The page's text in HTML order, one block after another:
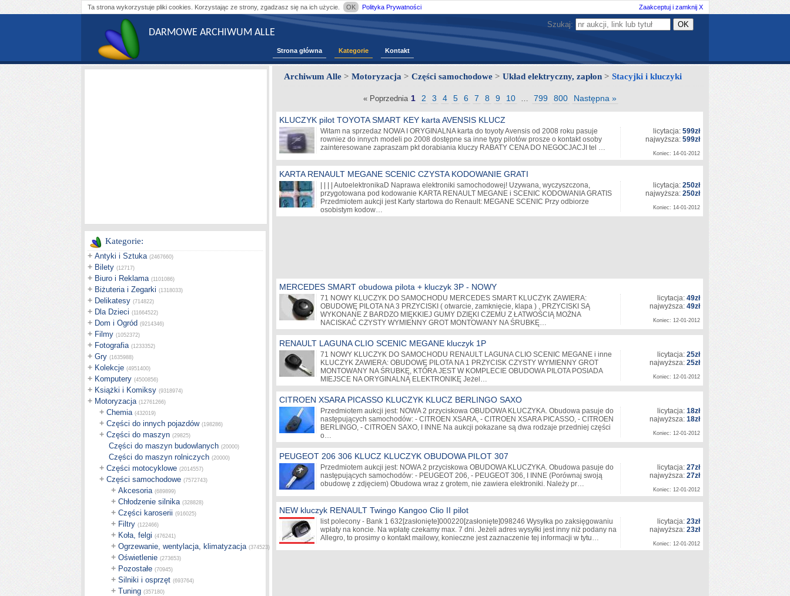
Ta strona wykorzystuje pliki cookies. Korzystając ze strony, zgadzasz się na ich użycie. OK Polityka Prywatności Zaakceptuj i zamknij X
DARMOWE ARCHIWUM ALLE
Strona główna Kategorie Kontakt
Szukaj:
Kategorie:
+ Antyki i Sztuka (2467660)
+ Bilety (12717)
+ Biuro i Reklama (1101086)
+ Biżuteria i Zegarki (1318033)
+ Delikatesy (714822)
+ Dla Dzieci (11664522)
+ Dom i Ogród (9214346)
+ Filmy (1052372)
+ Fotografia (1233352)
+ Gry (1635988)
+ Kolekcje (4951400)
+ Komputery (4500856)
+ Książki i Komiksy (9318974)
+ Motoryzacja (12761266)
+ Chemia (432019)
+ Części do innych pojazdów (198286)
+ Części do maszyn (29825)
Części do maszyn budowlanych (20000)
Części do maszyn rolniczych (20000)
+ Części motocyklowe (2014557)
+ Części samochodowe (7572743)
+ Akcesoria (689899)
+ Chłodzenie silnika (328828)
+ Części karoserii (916025)
+ Filtry (122466)
+ Koła, felgi (476241)
+ Ogrzewanie, wentylacja, klimatyzacja (374523)
+ Oświetlenie (273653)
+ Pozostałe (70945)
+ Silniki i osprzęt (693764)
+ Tuning (357180)
Archiwum Alle > Motoryzacja > Części samochodowe > Układ elektryczny, zapłon > Stacyjki i kluczyki
« Poprzednia 1 2 3 4 5 6 7 8 9 10 … 799 800 Następna »
KLUCZYK pilot TOYOTA SMART KEY karta AVENSIS KLUCZ
Witam na sprzedaz NOWA I ORYGINALNA karta do toyoty Avensis od 2008 roku pasuje
rowniez do innych modeli po 2008 dostępne sa inne typy pilotów prosze o kontakt osoby
zainteresowane zapraszam pkt dorabiania kluczy RABATY CENA DO NEGOCJACJI tel …
licytacja: 599zł
najwyższa: 599zł
Koniec: 14-01-2012
KARTA RENAULT MEGANE SCENIC CZYSTA KODOWANIE GRATI
| | | | AutoelektronikaD Naprawa elektroniki samochodowej! Uzywana, wyczyszczona,
przygotowana pod kodowanie KARTA RENAULT MEGANE i SCENIC KODOWANIA GRATIS
Przedmiotem aukcji jest Karty startowa do Renault: MEGANE SCENIC Przy odbiorze
osobistym kodow…
licytacja: 250zł
najwyższa: 250zł
Koniec: 14-01-2012
MERCEDES SMART obudowa pilota + kluczyk 3P - NOWY
71 NOWY KLUCZYK DO SAMOCHODU MERCEDES SMART KLUCZYK ZAWIERA:
OBUDOWĘ PILOTA NA 3 PRZYCISKI ( otwarcie, zamknięcie, klapa ) , PRZYCISKI SĄ
WYKONANE Z BARDZO MIĘKKIEJ GUMY DZIĘKI CZEMU Z ŁATWOŚCIĄ MOŻNA
NACISKAĆ CZYSTY WYMIENNY GROT MONTOWANY NA ŚRUBKĘ…
licytacja: 49zł
najwyższa: 49zł
Koniec: 12-01-2012
RENAULT LAGUNA CLIO SCENIC MEGANE kluczyk 1P
71 NOWY KLUCZYK DO SAMOCHODU RENAULT LAGUNA CLIO SCENIC MEGANE i inne
KLUCZYK ZAWIERA: OBUDOWĘ PILOTA NA 1 PRZYCISK CZYSTY WYMIENNY GROT
MONTOWANY NA ŚRUBKĘ, KTÓRA JEST W KOMPLECIE OBUDOWA PILOTA POSIADA
MIEJSCE NA ORYGINALNĄ ELEKTRONIKĘ Jeżel…
licytacja: 25zł
najwyższa: 25zł
Koniec: 12-01-2012
CITROEN XSARA PICASSO KLUCZYK KLUCZ BERLINGO SAXO
Przedmiotem aukcji jest: NOWA 2 przyciskowa OBUDOWA KLUCZYKA. Obudowa pasuje do
następujących samochodów: - CITROEN XSARA, - CITROEN XSARA PICASSO, - CITROEN
BERLINGO, - CITROEN SAXO, I INNE Na aukcji pokazane są dwa rodzaje przedniej części
o…
licytacja: 18zł
najwyższa: 18zł
Koniec: 12-01-2012
PEUGEOT 206 306 KLUCZ KLUCZYK OBUDOWA PILOT 307
Przedmiotem aukcji jest: NOWA 2 przyciskowa OBUDOWA KLUCZYKA. Obudowa pasuje do
następujących samochodów: - PEUGEOT 206, - PEUGEOT 306, I INNE (Porównaj swoją
obudowę z zdjęciem) Obudowa wraz z grotem, nie zawiera elektroniki. Należy pr…
licytacja: 27zł
najwyższa: 27zł
Koniec: 12-01-2012
NEW kluczyk RENAULT Twingo Kangoo Clio II pilot
list polecony - Bank 1 632 [zasłonięte]000220[zasłonięte]098246 Wysyłka po zaksięgowaniu
wpłaty na koncie. Na wpłatę czekamy max. 7 dni. Jeżeli adres wysyłki jest inny niż podany na
Allegro, to prosimy o kontakt mailowy, konieczne jest zaznaczenie tej informacji w tytu…
licytacja: 23zł
najwyższa: 23zł
Koniec: 12-01-2012